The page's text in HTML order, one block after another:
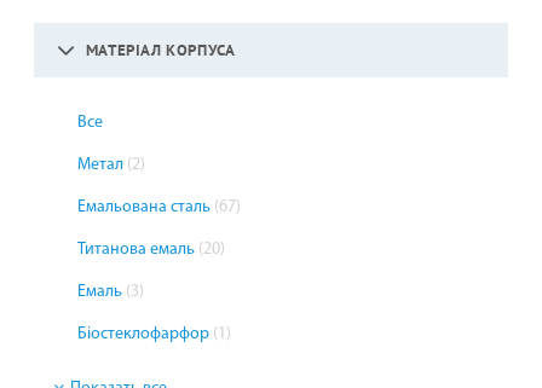
МАТЕРІАЛ КОРПУСА
Все
Метал (2)
Емальована сталь (67)
Титанова емаль (20)
Емаль (3)
Біостеклофарфор (1)